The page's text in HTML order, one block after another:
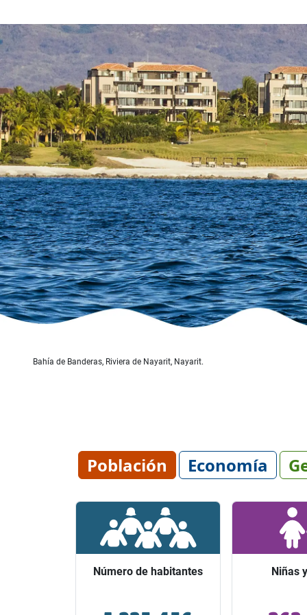
Bahía de Banderas, Riviera de Nayarit, Nayarit.
Población Economía
Número de habitantes
Número de habitantes Niñas
Niñas